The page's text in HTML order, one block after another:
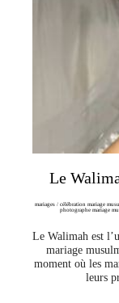
Le
mariages / célébration mariage
photographe mariage
Le Walimah est
mariage
moment où les
leurs